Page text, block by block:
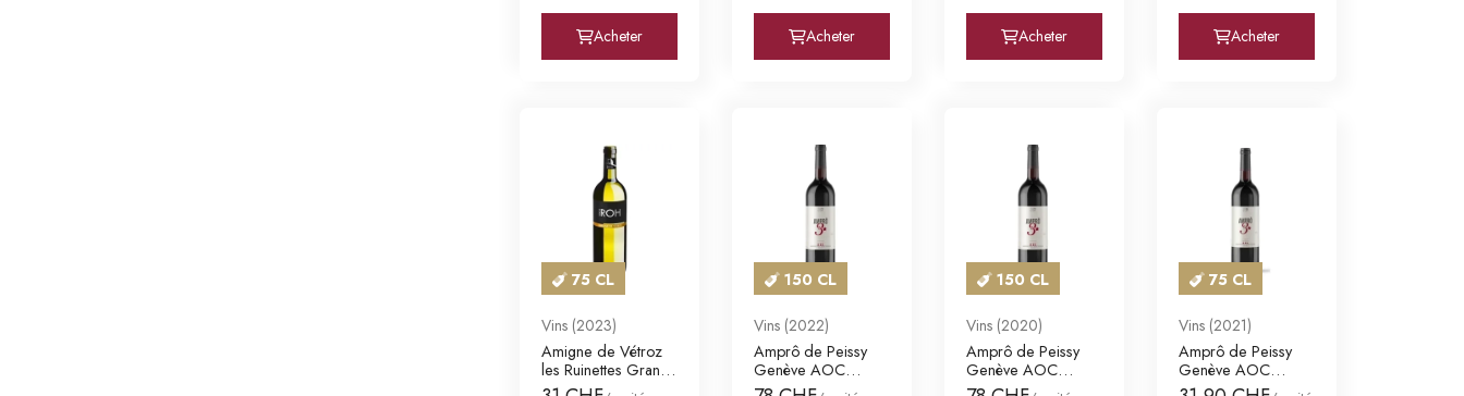
Acheter Acheter Acheter Acheter
75 CL
Vins (2023)
Amigne de Vétroz
les Ruinettes Grand
Cru Valais A
150 CL
Vins (2022)
Amprô de Peissy
Genève AOC
Domaine des Trois
150 CL
Vins (2020)
Amprô de Peissy
Genève AOC
Domaine des Trois
75 CL
Vins (2021)
Amprô de Peissy
Genève AOC
Domaine des Trois